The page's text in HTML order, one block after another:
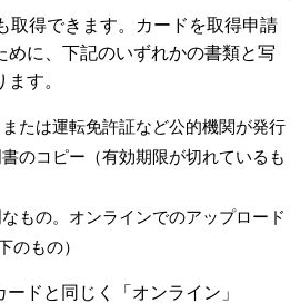
取得できます。カードを取得申請
めに、下記のいずれかの書類と写
す。
たは運転免許証など公的機関が発行
のコピー（有効期限が切れているも
もの。オンラインでのアップロード
のもの）
ドと同じく「オンライン」